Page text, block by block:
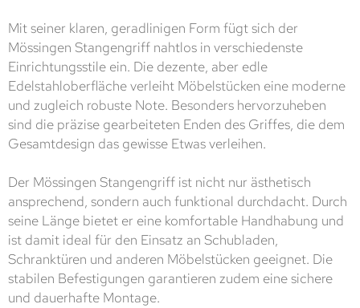
Mit seiner klaren, geradlinigen Form fügt sich der
Mössingen Stangengriff nahtlos in verschiedenste
Einrichtungsstile ein. Die dezente, aber edle
Edelstahloberfläche verleiht Möbelstücken eine moderne
und zugleich robuste Note. Besonders hervorzuheben
sind die präzise gearbeiteten Enden des Griffes, die dem
Gesamtdesign das gewisse Etwas verleihen.
Der Mössingen Stangengriff ist nicht nur ästhetisch
ansprechend, sondern auch funktional durchdacht. Durch
seine Länge bietet er eine komfortable Handhabung und
ist damit ideal für den Einsatz an Schubladen,
Schranktüren und anderen Möbelstücken geeignet. Die
stabilen Befestigungen garantieren zudem eine sichere
und dauerhafte Montage.